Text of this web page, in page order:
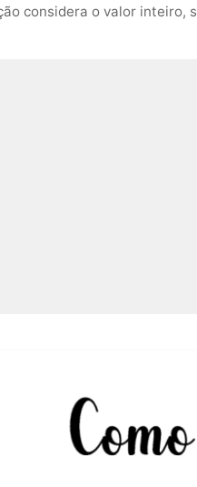
considera o valor inteiro,